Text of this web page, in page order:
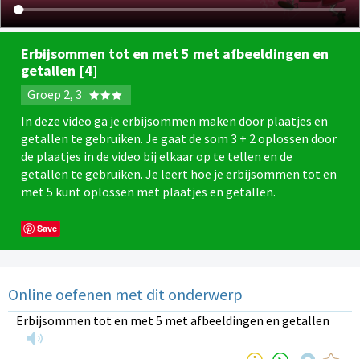
Erbijsommen tot en met 5 met afbeeldingen en
getallen [4]
Groep 2, 3
In deze video ga je erbijsommen maken door plaatjes en
getallen te gebruiken. Je gaat de som 3 + 2 oplossen door
de plaatjes in de video bij elkaar op te tellen en de
getallen te gebruiken. Je leert hoe je erbijsommen tot en
met 5 kunt oplossen met plaatjes en getallen.
Save
Online oefenen met dit onderwerp
Erbijsommen tot en met 5 met afbeeldingen en getallen